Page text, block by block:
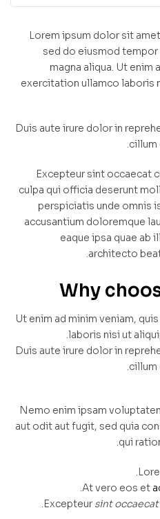
Lorem ipsum dolor sit
sed do eiusmod
magna aliqua. Ut enim
exercitation ullamco laboris
Duis aute irure dolor in
cillum
Excepteur sint occaecat
culpa qui officia deserunt
perspiciatis unde omnis
accusantium doloremque
eaque ipsa quae ab
architecto
Why
Ut enim ad minim veniam,
laboris nisi ut
Duis aute irure dolor in
cillum
Nemo enim ipsam
aut odit aut fugit, sed quia
qui
At vero eos et
Excepteur sint occaecat